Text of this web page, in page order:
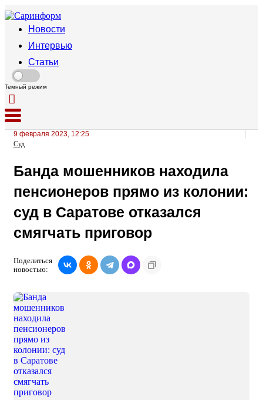
Новости
Интервью
Статьи
Темный режим
9 февраля 2023, 12:25
Суд
Банда мошенников находила
пенсионеров прямо из колонии:
суд в Саратове отказался
смягчать приговор
Поделиться
новостью: